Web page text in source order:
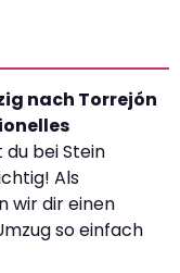
nach Torrejón
du bei Stein
Als
wir dir einen
so einfach